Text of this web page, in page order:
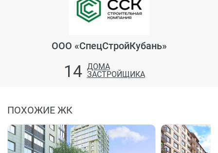
ООО «СпецСтройКубань»
14 ДОМА
ЗАСТРОЙЩИКА
ПОХОЖИЕ ЖК